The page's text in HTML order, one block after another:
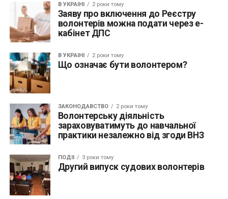
В УКРАЇНІ 2 роки тому
Заяву про включення до Реєстру
волонтерів можна подати через е-
кабінет ДПС
В УКРАЇНІ 2 роки тому
Що означає бути волонтером?
ЗАКОНОДАВСТВО 2 роки тому
Волонтерську діяльність
зараховуватимуть до навчальної
практики незалежно від згоди ВНЗ
ПОДІЇ 3 роки тому
Другий випуск судових волонтерів